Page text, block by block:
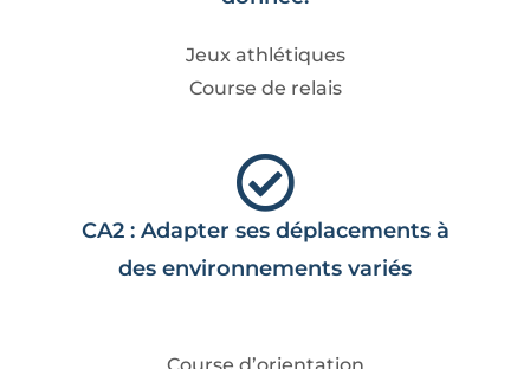
Jeux athlétiques
Course de relais
CA2 : Adapter ses déplacements à
des environnements variés